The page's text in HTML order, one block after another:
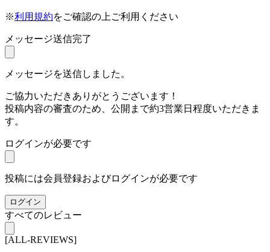
※利用規約をご確認の上ご利用ください
メッセージ送信完了
メッセージを送信しました。
ご協力いただきありがとうございます！
投稿内容の審査のため、公開まで約3営業日程度いただきま
す。
ログインが必要です
投稿には会員登録およびログインが必要です
ログイン
すべてのレビュー
[ALL-REVIEWS]